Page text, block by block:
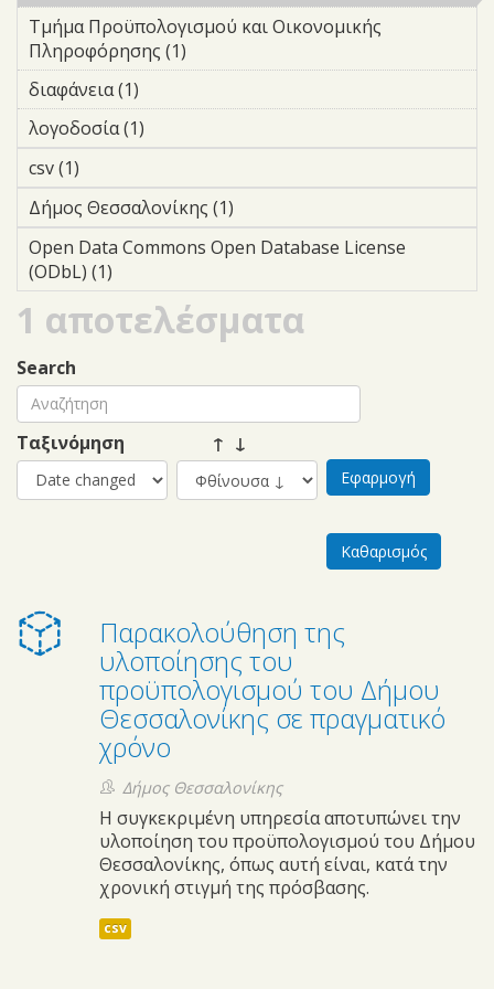
Τμήμα Προϋπολογισμού και Οικονομικής
Πληροφόρησης (1)
Οικονομικής Πληροφόρησης filter
διαφάνεια (1)
λογοδοσία (1)
csv (1)
Δήμος Θεσσαλονίκης (1)
filter
Open Data Commons Open Database License
(ODbL) (1)
License (ODbL) filter
1 αποτελέσματα
Search
Ταξινόμηση ↑ ↓
Παρακολούθηση της
υλοποίησης του
προϋπολογισμού του Δήμου
Θεσσαλονίκης σε πραγματικό
χρόνο
Δήμος Θεσσαλονίκης
Η συγκεκριμένη υπηρεσία αποτυπώνει την
υλοποίηση του προϋπολογισμού του Δήμου
Θεσσαλονίκης, όπως αυτή είναι, κατά την
χρονική στιγμή της πρόσβασης.
csv